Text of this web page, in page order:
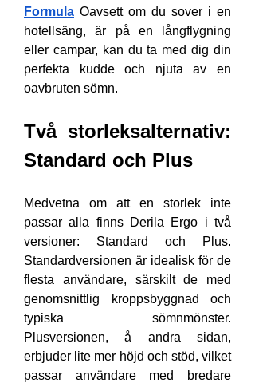
Formula Oavsett om du sover i en
hotellsäng, är på en långflygning
eller campar, kan du ta med dig din
perfekta kudde och njuta av en
oavbruten sömn.
Två storleksalternativ:
Standard och Plus
Medvetna om att en storlek inte
passar alla finns Derila Ergo i två
versioner: Standard och Plus.
Standardversionen är idealisk för de
flesta användare, särskilt de med
genomsnittlig kroppsbyggnad och
typiska sömnmönster.
Plusversionen, å andra sidan,
erbjuder lite mer höjd och stöd, vilket
passar användare med bredare